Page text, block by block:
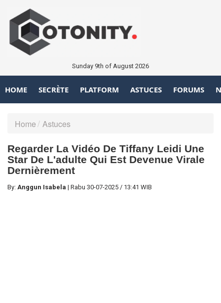
Sunday 9th of August 2026
HOME SECRÈTE PLATFORM ASTUCES FORUMS
Home Astuces
Regarder La Vidéo De Tiffany Leidi Une
Star De L'adulte Qui Est Devenue Virale
Dernièrement
By: Anggun Isabela | Rabu 30-07-2025 / 13:41 WIB